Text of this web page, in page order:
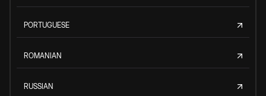
PORTUGUESE
ROMANIAN
RUSSIAN